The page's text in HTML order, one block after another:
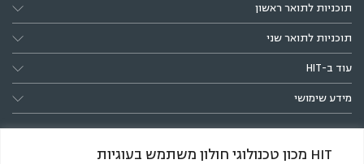
HIT מכון טכנולוגי חולון משתמש בעוגיות
תוכניות לתואר ראשון
תוכניות לתואר שני
עוד ב-HIT
מידע שימושי